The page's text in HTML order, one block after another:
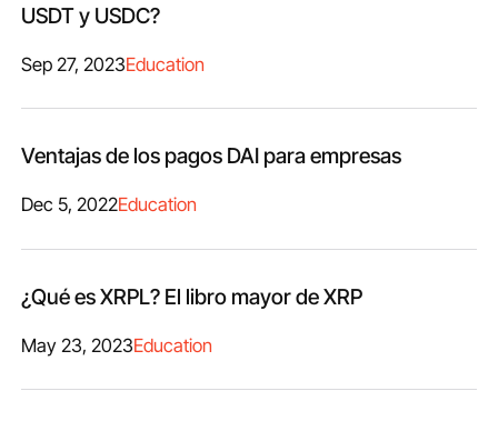
USDT y USDC?
Sep 27, 2023Education
Ventajas de los pagos DAI para empresas
Dec 5, 2022Education
¿Qué es XRPL? El libro mayor de XRP
May 23, 2023Education